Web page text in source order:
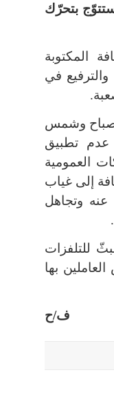
بتحرّك
المكتوبة
في
وشمس
تطبيق
العمومية
إلى غياب
وتجاهل
للتلفزات
بها
ف/ح